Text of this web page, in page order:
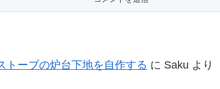
トーブの炉台下地を自作する に Saku より